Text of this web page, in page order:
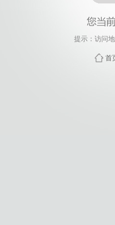
提示：访问
首